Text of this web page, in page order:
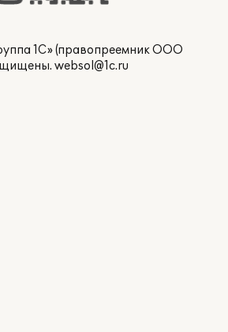
1С» (правопреемник ООО
websol@1c.ru